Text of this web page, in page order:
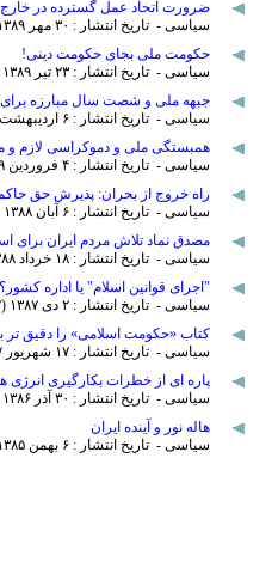
ضرورت اتحاد عمل گسترده در خارج
سیاسی - تاریخ انتشار : ٣۰ مهر ۱٣٨۹ (۲۲ اکتبر ۲۰۱۰)
حکومت ملی بجای حکومت دینی!
سیاسی - تاریخ انتشار : ۲٣ تير ۱٣٨۹ (۱۴ ژوئيه ۲۰۱۰)
جبهه ملی و شصت سال مبارزه برای
سیاسی - تاریخ انتشار : ۶ ارديبهشت ۱٣٨۹ (۲۶ آوريل ۲۰۱۰)
همبستگی ملی و دموکراسی لازم و
سیاسی - تاریخ انتشار : ۴ فروردين ۱٣٨۹ (۲۴ مارس ۲۰۱۰)
راه خروج از بحران: پذیرش حق
سیاسی - تاریخ انتشار : ۶ آبان ۱٣٨٨ (۲٨ اکتبر ۲۰۰۹)
مصدق نماد تلاش مردم ایران برای
سیاسی - تاریخ انتشار : ۱٨ خرداد ۱٣٨٨ (٨ ژوئن ۲۰۰۹)
"اجرای قوانین اسلام" یا اداره کشور؟
سیاسی - تاریخ انتشار : ۲ دی ۱٣٨۷ (۲۲ دسامبر ۲۰۰٨)
کتاب «حکومت اسلامی» را دقیق تر
سیاسی - تاریخ انتشار : ۱۷ شهريور ۱٣٨۷ (۷ سپتامبر ۲۰۰٨)
پاره ای از خطرات بکارگیری انرژی
سیاسی - تاریخ انتشار : ٣۰ آذر ۱٣٨۶ (۲۱ دسامبر ۲۰۰۷)
هاله نور و آینده ایران
سیاسی - تاریخ انتشار : ۶ بهمن ۱٣٨۵ (۲۶ ژانويه ۲۰۰۷)